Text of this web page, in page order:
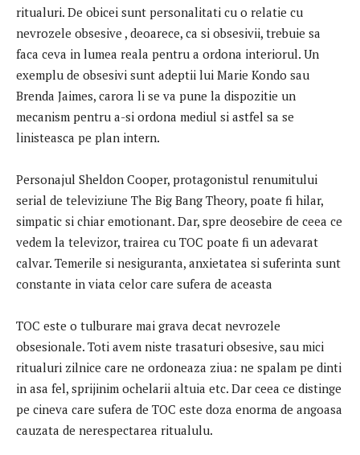
ritualuri. De obicei sunt personalitati cu o relatie cu
nevrozele obsesive , deoarece, ca si obsesivii, trebuie sa
faca ceva in lumea reala pentru a ordona interiorul. Un
exemplu de obsesivi sunt adeptii lui Marie Kondo sau
Brenda Jaimes, carora li se va pune la dispozitie un
mecanism pentru a-si ordona mediul si astfel sa se
linisteasca pe plan intern.
Personajul Sheldon Cooper, protagonistul renumitului
serial de televiziune The Big Bang Theory, poate fi hilar,
simpatic si chiar emotionant. Dar, spre deosebire de ceea ce
vedem la televizor, trairea cu TOC poate fi un adevarat
calvar. Temerile si nesiguranta, anxietatea si suferinta sunt
constante in viata celor care sufera de aceasta
TOC este o tulburare mai grava decat nevrozele
obsesionale. Toti avem niste trasaturi obsesive, sau mici
ritualuri zilnice care ne ordoneaza ziua: ne spalam pe dinti
in asa fel, sprijinim ochelarii altuia etc. Dar ceea ce distinge
pe cineva care sufera de TOC este doza enorma de angoasa
cauzata de nerespectarea ritualulu.